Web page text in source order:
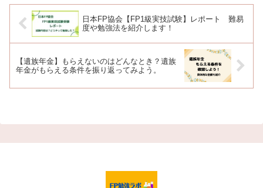
日本FP協会【FP1級実技試験】レポート 難易
度や勉強法を紹介します！
【遺族年金】もらえないのはどんなとき？遺族
年金がもらえる条件を振り返ってみよう。